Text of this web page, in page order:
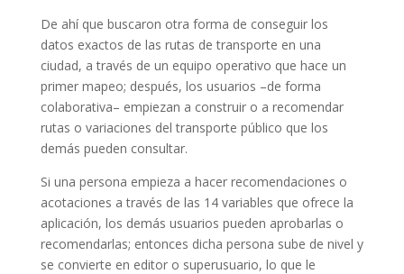
De ahí que buscaron otra forma de conseguir los
datos exactos de las rutas de transporte en una
ciudad, a través de un equipo operativo que hace un
primer mapeo; después, los usuarios –de forma
colaborativa– empiezan a construir o a recomendar
rutas o variaciones del transporte público que los
demás pueden consultar.
Si una persona empieza a hacer recomendaciones o
acotaciones a través de las 14 variables que ofrece la
aplicación, los demás usuarios pueden aprobarlas o
recomendarlas; entonces dicha persona sube de nivel y
se convierte en editor o superusuario, lo que le